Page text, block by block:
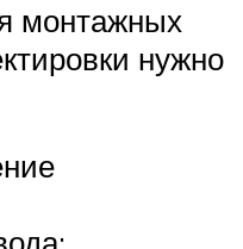
монтажных
нужно